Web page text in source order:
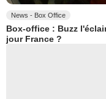
News - Box Office
Box-office : Buzz
jour France ?